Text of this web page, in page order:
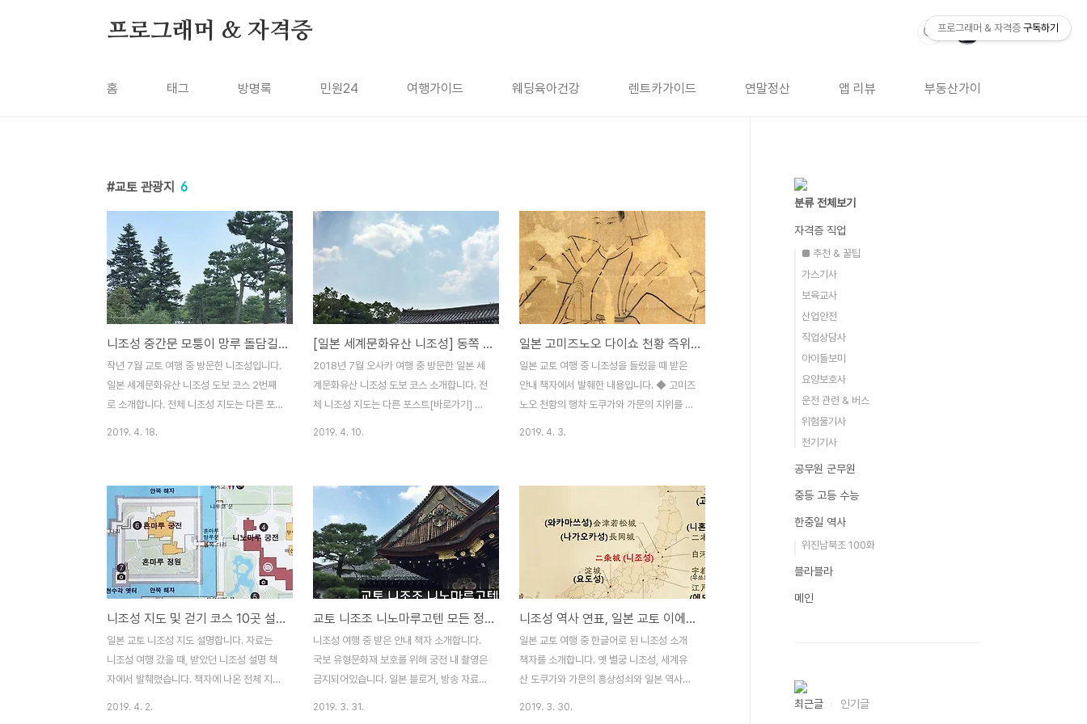
프로그래머 & 자격증
홈 태그 방명록 민원24 여행가이드 웨딩육아건강 렌트카가이드 연말정산 앱 리뷰 부동산가이드
교토 관광지 6
니조성 중간문 모퉁이 망루 돌담길, 일본 교토 유적
작년 7월 교토 여행 중 방문한 니조성입니다.
일본 세계문화유산 니조성 도보 코스 2번째
로 소개합니다. 전체 니조성 지도는 다른 포
간문 니조성 바깥 해자를 끼고 걷는 도보 코
스는 역사 유적지 탐방보다는 경치 좋은 공원
을 걷는 느낌입니다. 외곽이라 볼만한 건물이
나 유적지는 없고, 잘 만들어진 조경 구경하
기 좋습니다. ◆ 남쪽 중간문 1626년에 지어
진 문으로 쇼군, 천황이 머물던 혼마루 궁전
으로 가려면, 이곳 남문과 서문을 지나야 합
니다. 니조성이라는 유적지 보단 경치 좋은
공원에 온 느낌입니다. ◆ 서남 모퉁이 망루
실제로 망루에 오르..
2019. 4. 18.
[일본 세계문화유산 니조성] 동쪽 성문, 당문, 모모야마문
2018년 7월 오사카 여행 중 방문한 일본 세
계문화유산 니조성 도보 코스 소개합니다. 전
체 니조성 지도는 다른 포스트[바로가기] 참
서 표 사는 것 부터 소개 시작할게요. ◆ 1. 입
구에서 입장권 사고 니조성 들어가기 어른 :
600엔중고생 : 350엔아이들 : 200엔 니조
성은 평일 오전에 방문했습니다. 입구엔 관광
객들이 많아서 북적북적했어요. 입구에는 일
본 세계문화유산 니조성 동쪽 성문 앞의 넓은
광장과 간략한 역사를 설명하고 있습니다. 매
표소 근처에는 쇼와25년(소화昭和25년
1950년)에 만들어진 커다란 비석이 있습니
다. 역사 유..
2019. 4. 10.
일본 고미즈노오 다이쇼 천황 즉위식 열린 교토 니조성
일본 교토 여행 중 니조성을 들렀을 때 받은
안내 책자에서 발췌한 내용입니다. ◆ 고미즈
노오 천황의 행차 도쿠가와 가문의 지위를 다
종자들과 함께 니조성에서 황궁으로 향했다.
1626년 이미 은퇴한 2대 쇼군 히데타다와 3
대 쇼군 이에미쓰는 일본 교토 니조성을 방문
하여 5일간의 고미즈노오 천황의 행차를 맞
이했다. 니조성은 행차를 계기로 1624년에
확장되어 현재의 규모가 되었다. 천수각과 행
차 궁전, 혼마루 궁전 등이 축하를 위해 증설
되었다. 쇼군 전속 화가인 가노파가 장려한
벽화를 그렸다. 행차에 맞추어 가면극과 단
가, 전통음..
2019. 4. 3.
니조성 지도 및 걷기 코스 10곳 설명, 동쪽 성문~청류원
일본 교토 니조성 지도 설명합니다. 자료는
니조성 여행 갔을 때, 받았던 니조성 설명 책
자에서 발췌했습니다. 책자에 나온 전체 지도
2019. 4. 2.
교토 니조조 니노마루고텐 모든 정보, 일본 명소
니조성 여행 중 받은 안내 책자 소개합니다.
국보 유형문화재 보호를 위해 궁전 내 촬영은
금지되어있습니다. 일본 블로거, 방송 자료를
2019. 3. 31.
니조성 역사 연표, 일본 교토 이에야스 주거지
일본 교토 여행 중 한글어로 된 니조성 소개
책자를 소개합니다. 옛 별궁 니조성, 세계유
산 도쿠가와 가문의 흥상성쇠와 일본 역사의
2019. 3. 30.
분류 전체보기
자격증 직업
■ 추천 & 꿀팁
가스기사
보육교사
산업안전
직업상담사
아이돌보미
요양보호사
운전 관련 & 버스
위험물기사
전기기사
공무원 군무원
중등 고등 수능
한중일 역사
위진남북조 100화
블라블라
메인
최근글 인기글
프로그래머 & 자격증 구독하기